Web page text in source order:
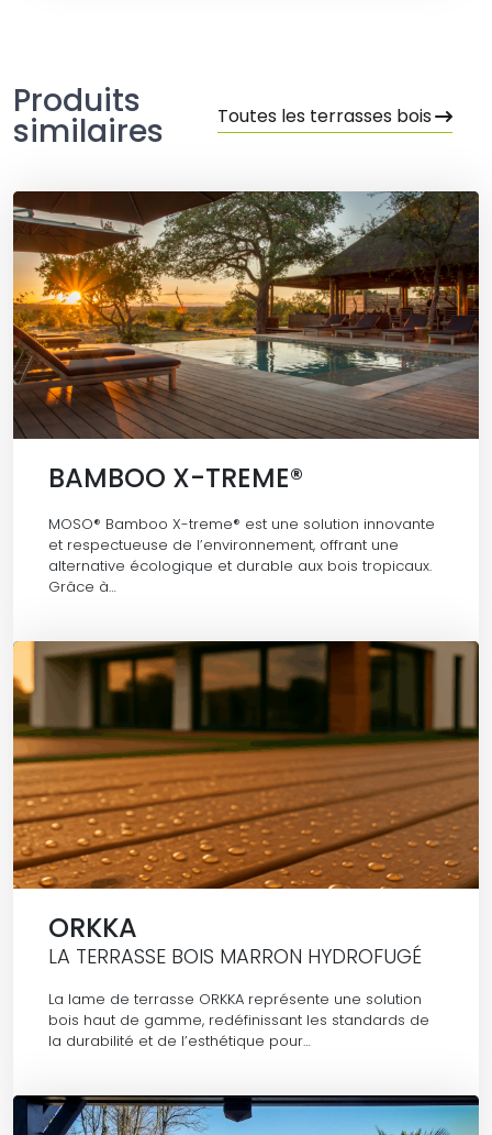
Produits
similaires Toutes les terrasses bois
BAMBOO X-TREME®
MOSO® Bamboo X-treme® est une solution innovante
et respectueuse de l’environnement, offrant une
alternative écologique et durable aux bois tropicaux.
Grâce à…
ORKKA
LA TERRASSE BOIS MARRON HYDROFUGÉ
La lame de terrasse ORKKA représente une solution
bois haut de gamme, redéfinissant les standards de
la durabilité et de l’esthétique pour…